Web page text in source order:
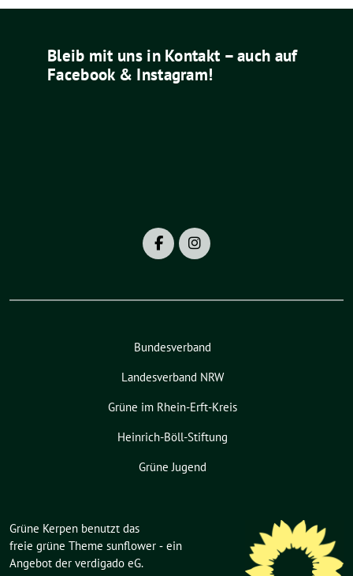
Bleib mit uns in Kontakt – auch auf
Facebook & Instagram!
Bundesverband
Landesverband NRW
Grüne im Rhein-Erft-Kreis
Heinrich-Böll-Stiftung
Grüne Jugend
Grüne Kerpen benutzt das
freie grüne Theme sunflower ‐ ein
Angebot der verdigado eG.